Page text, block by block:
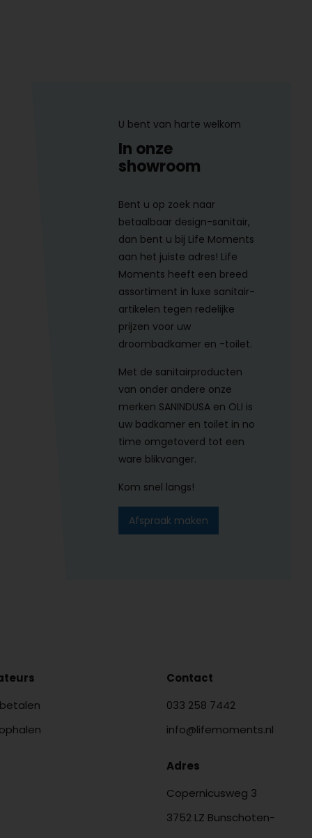
U bent van harte welkom
In onze
showroom
Bent u op zoek naar
betaalbaar design-sanitair,
dan bent u bij Life Moments
aan het juiste adres! Life
Moments heeft een breed
assortiment in luxe sanitair-
artikelen tegen redelijke
prijzen voor uw
droombadkamer en -toilet.
Met de sanitairproducten
van onder andere onze
merken SANINDUSA en OLI is
uw badkamer en toilet in no
time omgetoverd tot een
ware blikvanger.
Kom snel langs!
Afspraak maken
Contact
033 258 7442
info@lifemoments.nl
Adres
Copernicusweg 3
3752 LZ Bunschoten-